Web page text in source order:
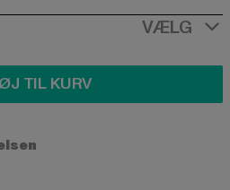
VÆLG
TIL KURV